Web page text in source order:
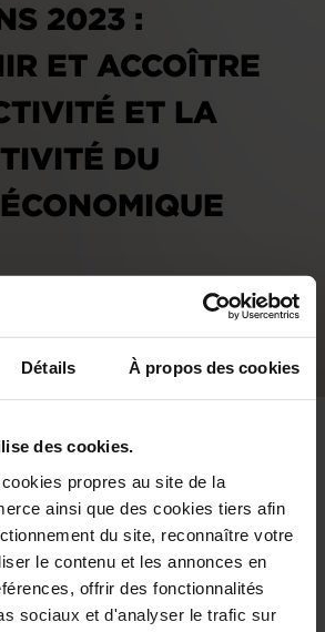
Détails À propos des cookies
des cookies.
propres au site de la
ainsi que des cookies tiers afin
du site, reconnaître votre
le contenu et les annonces en
offrir des fonctionnalités
sociaux et d'analyser le trafic sur
2023 :
ET ACCOÎTRE
ET LA
DU